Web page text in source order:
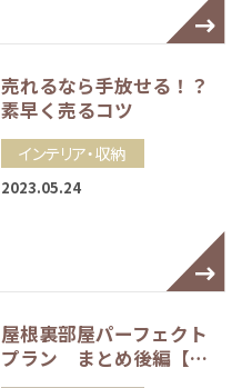
売れるなら手放せる！？
素早く売るコツ
インテリア・収納
2023.05.24
屋根裏部屋パーフェクト
プラン まとめ後編【…